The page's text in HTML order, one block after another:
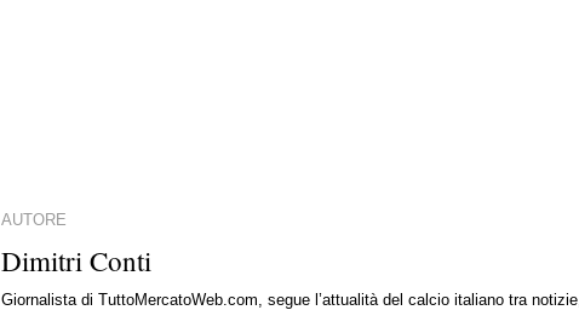
AUTORE
Dimitri Conti
Giornalista di TuttoMercatoWeb.com, segue l’attualità del calcio italiano tra notizie,